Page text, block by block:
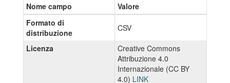
Nome campo
Valore
Formato di
distribuzione
CSV
Licenza
Creative Commons
Attribuzione 4.0
Internazionale (CC BY
4.0) LINK